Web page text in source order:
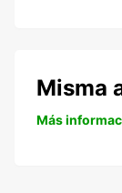
Misma
Más